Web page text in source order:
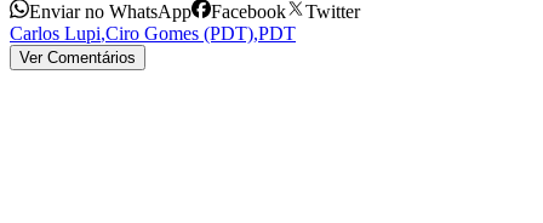
Enviar no WhatsApp Facebook
Twitter
Carlos Lupi,Ciro Gomes (PDT),PDT
Ver Comentários